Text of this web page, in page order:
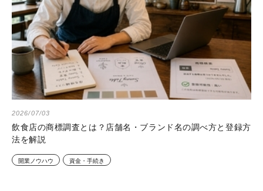
2026/07/03
飲食店の商標調査とは？店舗名・ブランド名の調べ方と登録方
法を解説
開業ノウハウ 資金・手続き